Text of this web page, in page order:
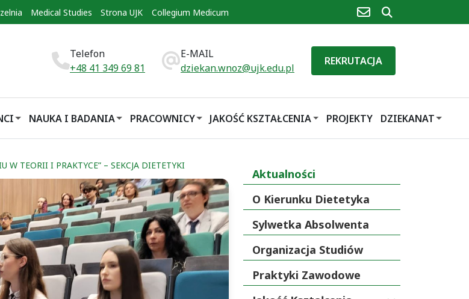
Medical Studies Strona UJK Collegium Medicum poczta
Telefon
+48 41 349 69 81
E-MAIL
dziekan.wnoz@ujk.edu.pl
REKRUTACJA
NAUKA I BADANIA PRACOWNICY JAKOŚĆ KSZTAŁCENIA PROJEKTY DZIEKANAT
W TEORII I PRAKTYCE” – SEKCJA DIETETYKI
Aktualności
O Kierunku Dietetyka
Sylwetka Absolwenta
Organizacja Studiów
Praktyki Zawodowe